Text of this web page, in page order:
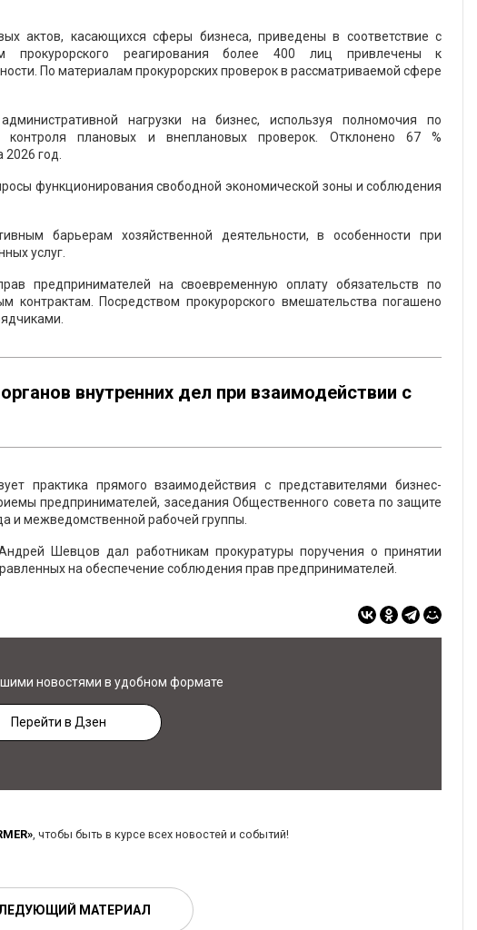
актов, касающихся сферы бизнеса, приведены в соответствие с
прокурорского реагирования более 400 лиц привлечены к
По материалам прокурорских проверок в рассматриваемой сфере
нагрузки на бизнес, используя полномочия по
контроля плановых и внеплановых проверок. Отклонено 67 %
год.
функционирования свободной экономической зоны и соблюдения
барьерам хозяйственной деятельности, в особенности при
услуг.
предпринимателей на своевременную оплату обязательств по
контрактам. Посредством прокурорского вмешательства погашено
внутренних дел при взаимодействии с
практика прямого взаимодействия с представителями бизнес-
предпринимателей, заседания Общественного совета по защите
и межведомственной рабочей группы.
Шевцов дал работникам прокуратуры поручения о принятии
на обеспечение соблюдения прав предпринимателей.
новостями в удобном формате
Перейти в Дзен
, чтобы быть в курсе всех новостей и событий!
МАТЕРИАЛ